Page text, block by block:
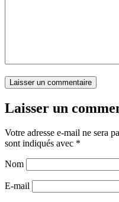
Laisser un
Votre adresse e-mail ne sera
sont indiqués avec *
Nom
E-mail